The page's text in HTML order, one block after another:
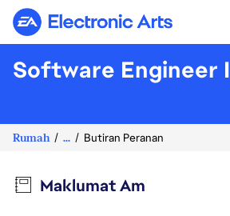
Electronic Arts
Software Engineer I
Rumah ... Butiran Peranan
Maklumat Am